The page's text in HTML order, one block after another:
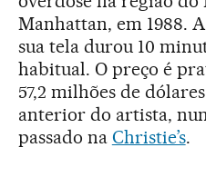
Manhattan, em 1988.
sua tela durou 10
habitual. O preço é
57,2 milhões de
anterior do artista,
passado na Christie’s.